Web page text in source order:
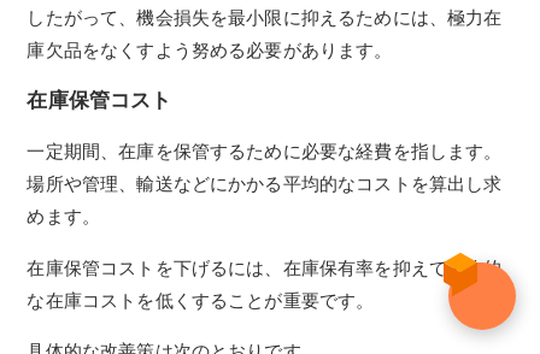
したがって、機会損失を最小限に抑えるためには、極力在
庫欠品をなくすよう努める必要があります。
在庫保管コスト
一定期間、在庫を保管するために必要な経費を指します。
場所や管理、輸送などにかかる平均的なコストを算出し求
めます。
在庫保管コストを下げるには、在庫保有率を抑えて平均的
な在庫コストを低くすることが重要です。